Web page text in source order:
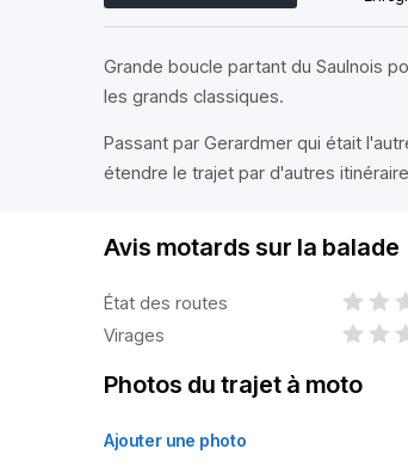
Grande boucle partant du Saulnois
les grands classiques.
Passant par Gerardmer qui était
étendre le trajet par d'autres
Avis motards sur la balade
État des routes
Virages
Photos du trajet à moto
Ajouter une photo